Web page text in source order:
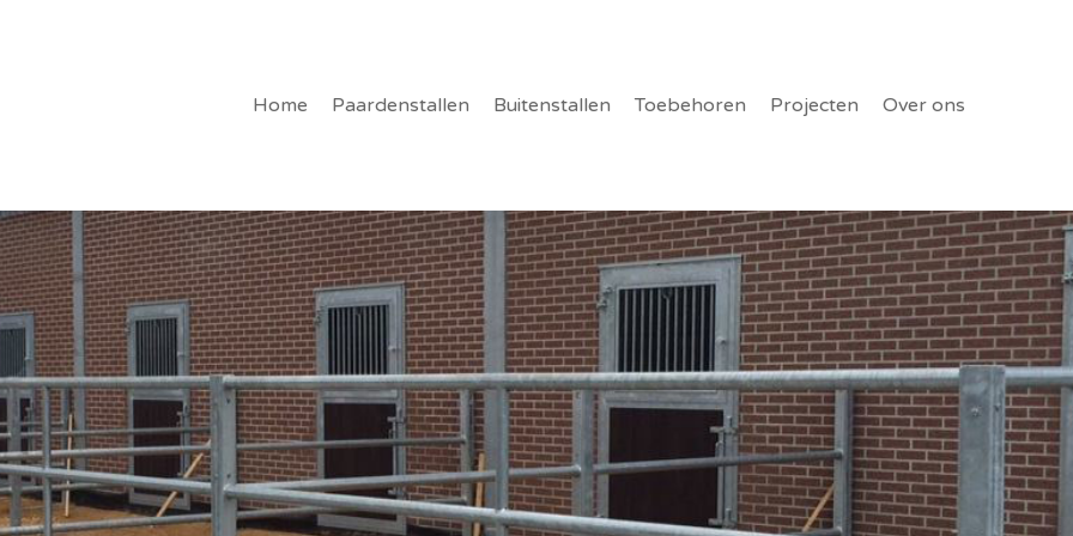
Home Paardenstallen Buitenstallen Toebehoren Projecten Over ons